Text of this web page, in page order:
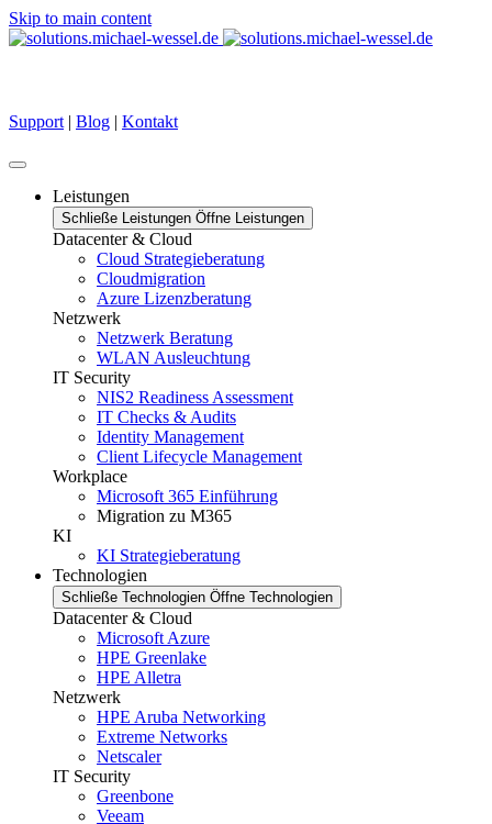
Skip to main content
Support | Blog | Kontakt
Leistungen
Schließe Leistungen Öffne Leistungen
Datacenter & Cloud
Cloud Strategieberatung
Cloudmigration
Azure Lizenzberatung
Netzwerk
Netzwerk Beratung
WLAN Ausleuchtung
IT Security
NIS2 Readiness Assessment
IT Checks & Audits
Identity Management
Client Lifecycle Management
Workplace
Microsoft 365 Einführung
Migration zu M365
KI
KI Strategieberatung
Technologien
Schließe Technologien Öffne Technologien
Datacenter & Cloud
Microsoft Azure
HPE Greenlake
HPE Alletra
Netzwerk
HPE Aruba Networking
Extreme Networks
Netscaler
IT Security
Greenbone
Veeam